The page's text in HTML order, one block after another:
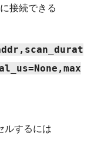
接続できる
ルするには